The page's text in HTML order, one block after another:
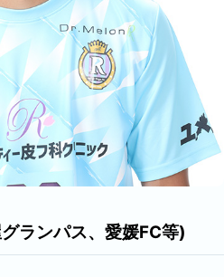
ランパス、愛媛FC等)